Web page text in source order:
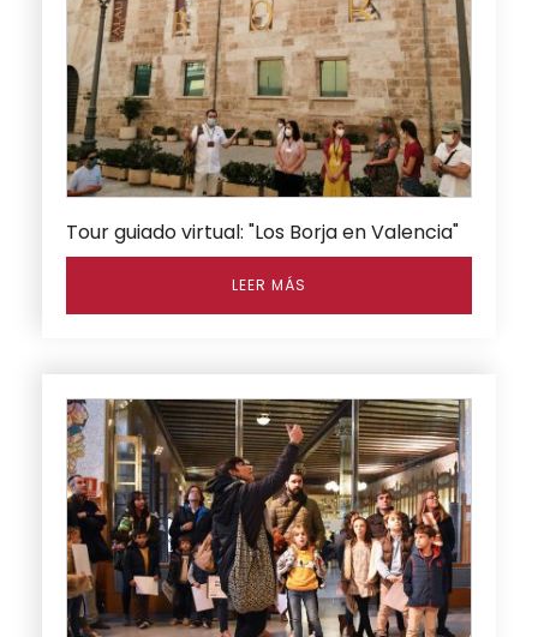
Tour guiado virtual: "Los Borja en Valencia"
LEER MÁS
Este
producto
tiene
múltiples
variantes.
Las
opciones
se